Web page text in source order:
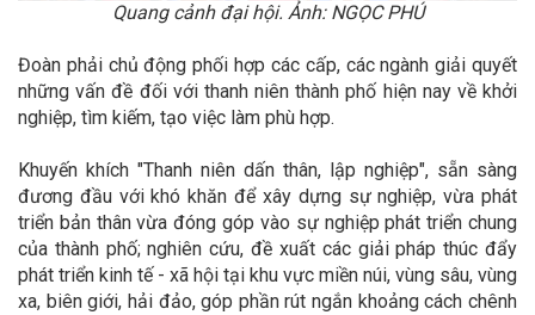
Quang cảnh đại hội. Ảnh: NGỌC PHÚ
Đoàn phải chủ động phối hợp các cấp, các ngành giải quyết
những vấn đề đối với thanh niên thành phố hiện nay về khởi
nghiệp, tìm kiếm, tạo việc làm phù hợp.
Khuyến khích "Thanh niên dấn thân, lập nghiệp", sẵn sàng
đương đầu với khó khăn để xây dựng sự nghiệp, vừa phát
triển bản thân vừa đóng góp vào sự nghiệp phát triển chung
của thành phố; nghiên cứu, đề xuất các giải pháp thúc đẩy
phát triển kinh tế - xã hội tại khu vực miền núi, vùng sâu, vùng
xa, biên giới, hải đảo, góp phần rút ngắn khoảng cách chênh